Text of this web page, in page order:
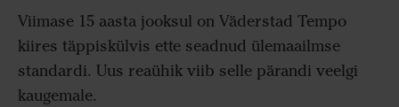
Viimase 15 aasta jooksul on Väderstad Tempo
kiires täppiskülvis ette seadnud ülemaailmse
standardi. Uus reaühik viib selle pärandi veelgi
kaugemale.